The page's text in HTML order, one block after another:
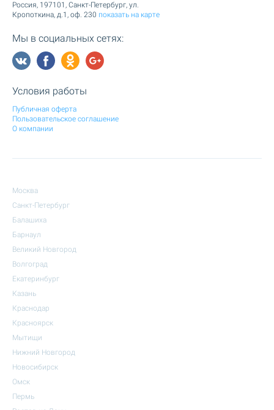
Россия, 197101, Санкт-Петербург, ул.
Кропоткина, д.1, оф. 230 показать на карте
Мы в социальных сетях:
Условия работы
Публичная оферта
Пользовательское соглашение
О компании
Москва
Санкт-Петербург
Балашиха
Барнаул
Великий Новгород
Волгоград
Екатеринбург
Казань
Краснодар
Красноярск
Мытищи
Нижний Новгород
Новосибирск
Омск
Пермь